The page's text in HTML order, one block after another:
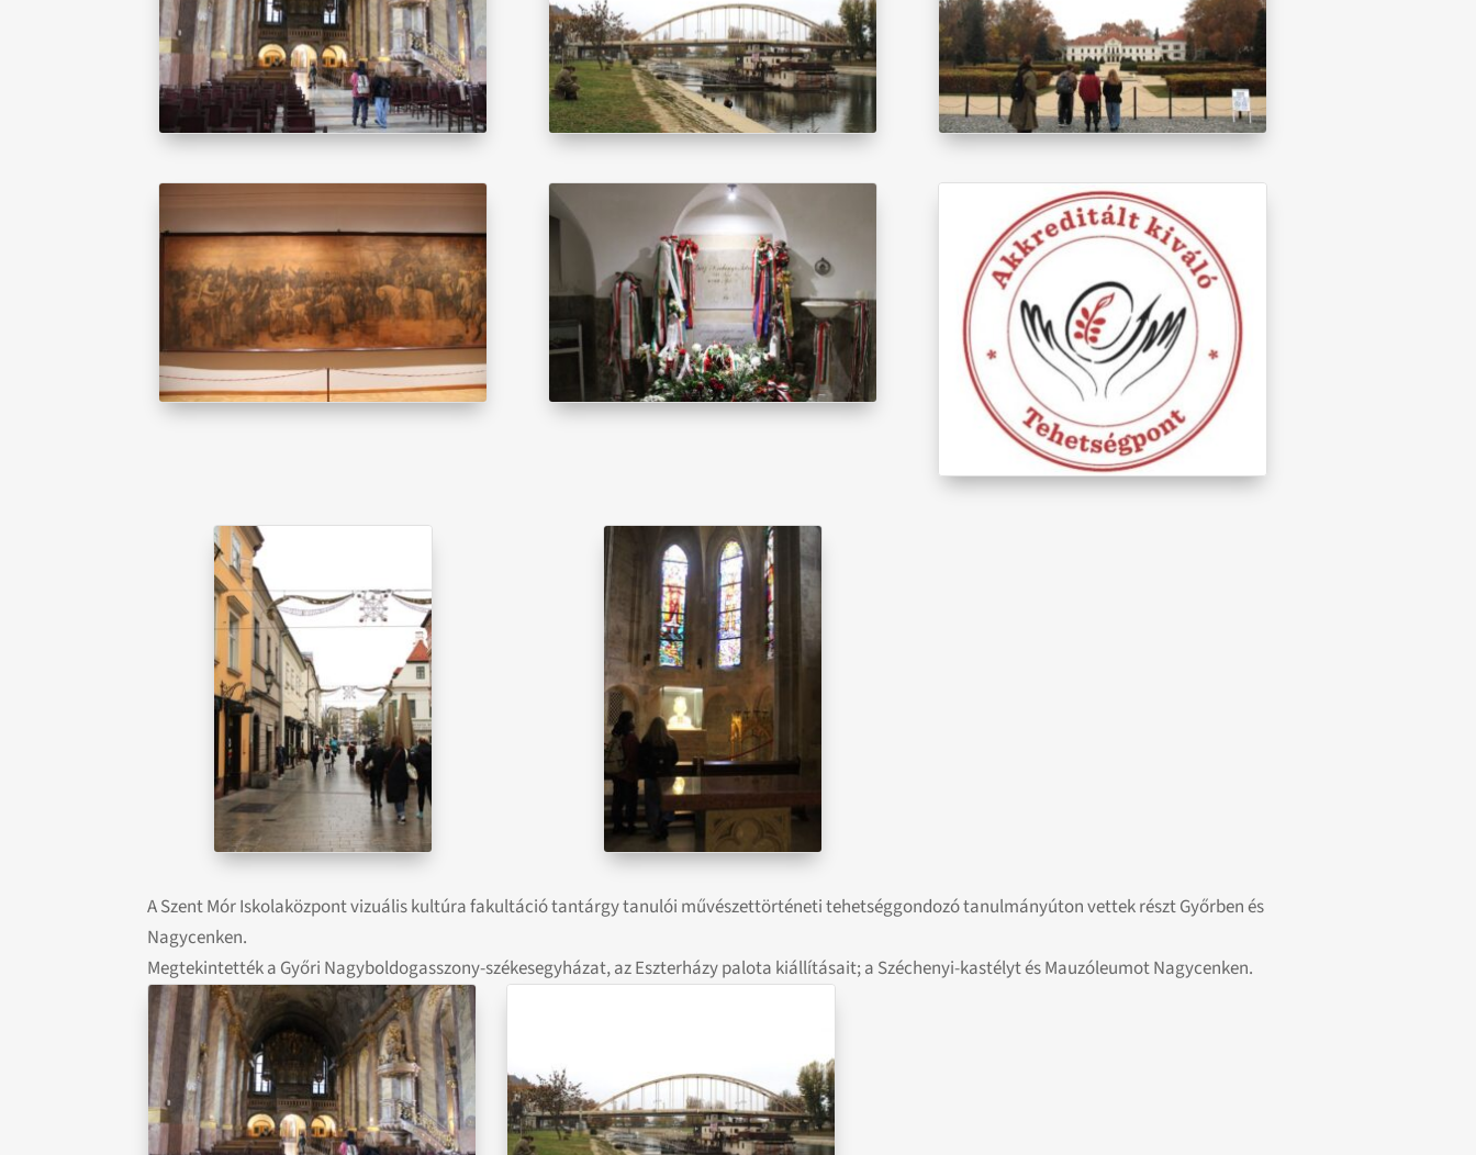
A Szent Mór Iskolaközpont vizuális kultúra fakultáció tantárgy tanulói művészettörténeti tehetséggondozó tanulmányúton vettek részt Győrben és
Nagycenken.
Megtekintették a Győri Nagyboldogasszony-székesegyházat, az Eszterházy palota kiállításait; a Széchenyi-kastélyt és Mauzóleumot Nagycenken.